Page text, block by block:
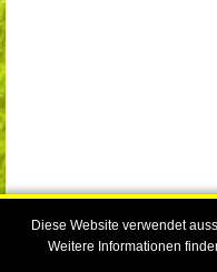
Diese Website verwendet
Weitere Informationen